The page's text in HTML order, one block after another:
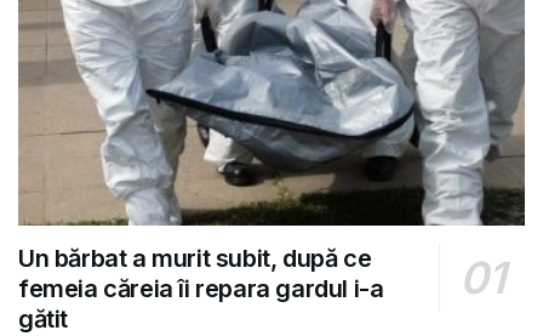
Un bărbat a murit subit, după ce
femeia căreia îi repara gardul i-a
gătit